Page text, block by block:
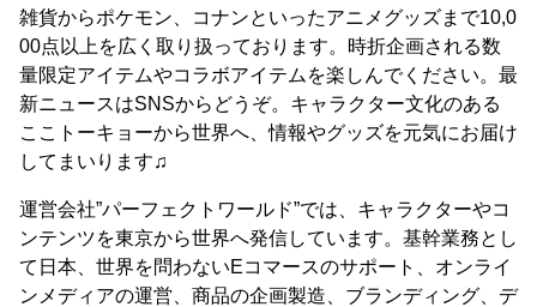
雑貨からポケモン、コナンといったアニメグッズまで10,0
00点以上を広く取り扱っております。時折企画される数
量限定アイテムやコラボアイテムを楽しんでください。最
新ニュースはSNSからどうぞ。キャラクター文化のある
ここトーキョーから世界へ、情報やグッズを元気にお届け
してまいります♫
運営会社”パーフェクトワールド”では、キャラクターやコ
ンテンツを東京から世界へ発信しています。基幹業務とし
て日本、世界を問わないEコマースのサポート、オンライ
ンメディアの運営、商品の企画製造、ブランディング、デ